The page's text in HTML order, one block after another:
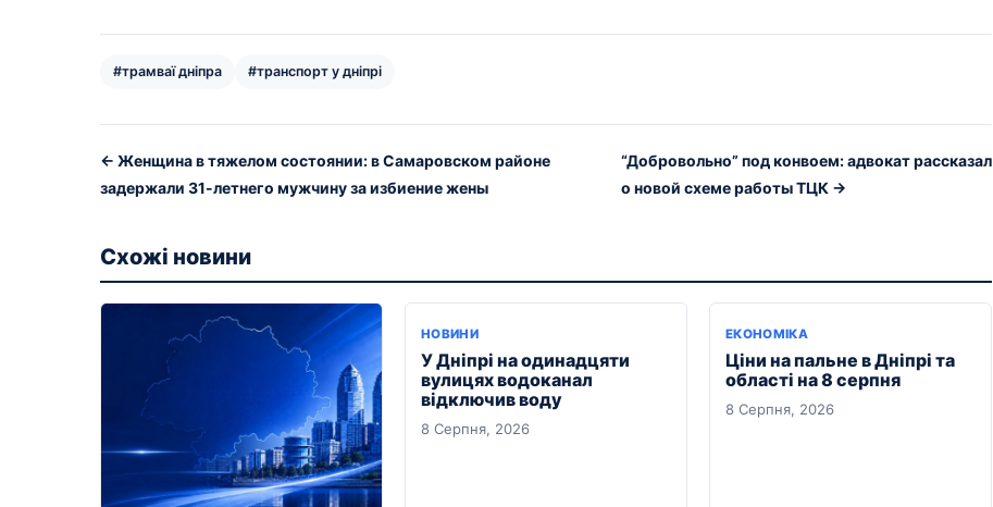
#трамваї дніпра #транспорт у дніпрі
← Женщина в тяжелом состоянии: в Самаровском районе
задержали 31-летнего мужчину за избиение жены
“Добровольно” под конвоем: адвокат рассказал
о новой схеме работы ТЦК →
Схожі новини
НОВИНИ
У Дніпрі на одинадцяти
вулицях водоканал
відключив воду
8 Серпня, 2026
ЕКОНОМІКА
Ціни на пальне в Дніпрі та
області на 8 серпня
8 Серпня, 2026